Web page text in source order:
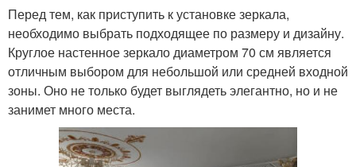
Перед тем, как приступить к установке зеркала,
необходимо выбрать подходящее по размеру и дизайну.
Круглое настенное зеркало диаметром 70 см является
отличным выбором для небольшой или средней входной
зоны. Оно не только будет выглядеть элегантно, но и не
занимет много места.